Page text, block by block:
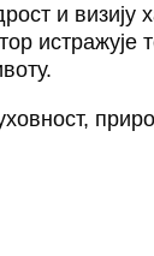
и
истражује